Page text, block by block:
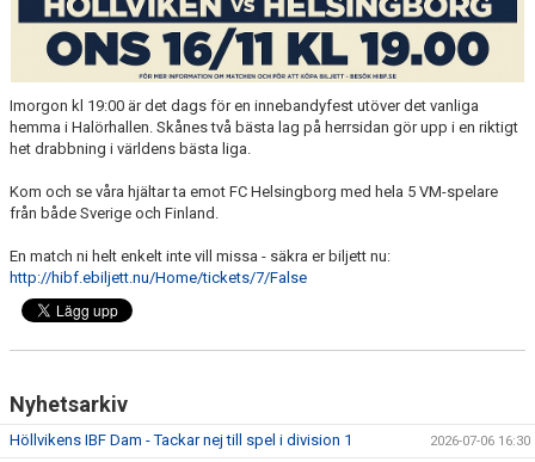
Imorgon kl 19:00 är det dags för en innebandyfest utöver det vanliga
hemma i Halörhallen. Skånes två bästa lag på herrsidan gör upp i en riktigt
het drabbning i världens bästa liga.
Kom och se våra hjältar ta emot FC Helsingborg med hela 5 VM-spelare
från både Sverige och Finland.
En match ni helt enkelt inte vill missa - säkra er biljett nu:
http://hibf.ebiljett.nu/Home/tickets/7/False
Nyhetsarkiv
Höllvikens IBF Dam - Tackar nej till spel i division 1 2026-07-06 16:30